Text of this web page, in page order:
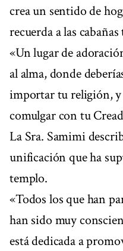
crea un sentido de
recuerda a las
«Un lugar de
al alma, donde
importar tu religión,
comulgar con tu
La Sra. Samimi
unificación que ha
templo.
«Todos los que han
han sido muy
está dedicada a